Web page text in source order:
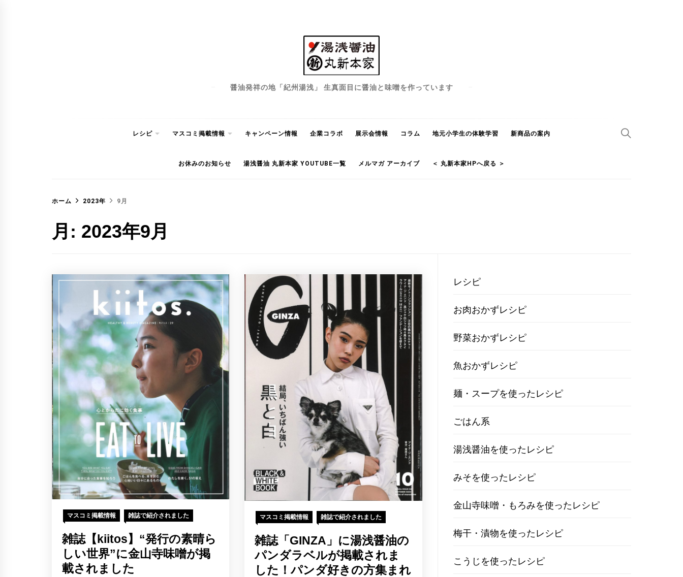
醤油発祥の地「紀州湯浅」 生真面目に醤油と味噌を作っています
レシピ マスコミ掲載情報 キャンペーン情報 企業コラボ 展示会情報 コラム 地元小学生の体験学習 新商品の案内
お休みのお知らせ 湯浅醤油 丸新本家 YOUTUBE一覧 メルマガ アーカイブ ＜ 丸新本家HPへ戻る ＞
ホーム 2023年 9月
月: 2023年9月
マスコミ掲載情報 雑誌で紹介されました
雑誌【kiitos】“発行の素晴ら
しい世界”に金山寺味噌が掲
載されました
マスコミ掲載情報 雑誌で紹介されました
雑誌「GINZA」に湯浅醤油の
パンダラベルが掲載されま
した！パンダ好きの方集まれ
レシピ
お肉おかずレシピ
野菜おかずレシピ
魚おかずレシピ
麺・スープを使ったレシピ
ごはん系
湯浅醤油を使ったレシピ
みそを使ったレシピ
金山寺味噌・もろみを使ったレシピ
梅干・漬物を使ったレシピ
こうじを使ったレシピ